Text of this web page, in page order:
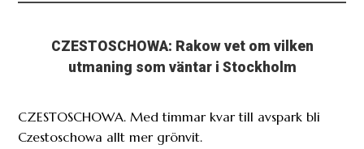
CZESTOSCHOWA: Rakow vet om vilken
utmaning som väntar i Stockholm
CZESTOSCHOWA. Med timmar kvar till avspark bli
Czestoschowa allt mer grönvit.